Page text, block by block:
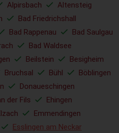
Alpirsbach
Altensteig
Bad Friedrichshall
Bad Rappenau
Bad Saulgau
Bad Waldsee
Beilstein
Besigheim
Bruchsal Bühl Böblingen
Donaueschingen
der Fils
Ehingen
Emmendingen
Esslingen am Neckar